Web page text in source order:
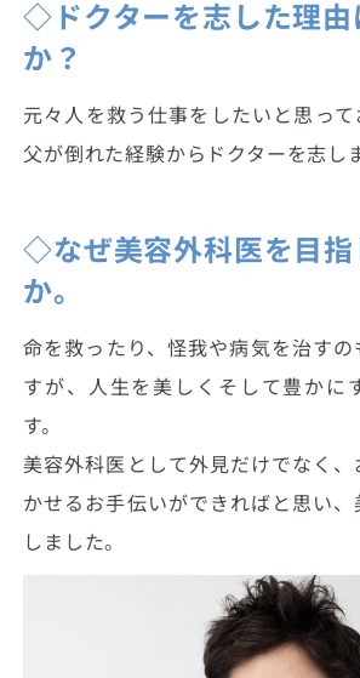
◇ドクターを志した理由
か？
元々人を救う仕事をしたいと思っ
父が倒れた経験からドクターを志し
◇なぜ美容外科医を目指
か。
命を救ったり、怪我や病気を治す
すが、人生を美しくそして豊かに
す。
美容外科医として外見だけでなく
かせるお手伝いができればと思い
しました。